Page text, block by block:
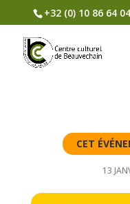
+32 (0) 10 86 64 04
CET
13